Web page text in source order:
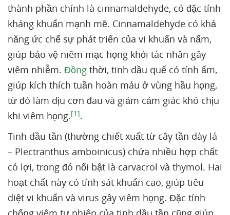
thành phần chính là cinnamaldehyde, có đặc tính
kháng khuẩn mạnh mẽ. Cinnamaldehyde có khả
năng ức chế sự phát triển của vi khuẩn và nấm,
giúp bảo vệ niêm mạc họng khỏi tác nhân gây
viêm nhiễm. Đồng thời, tinh dầu quế có tính ấm,
giúp kích thích tuần hoàn máu ở vùng hầu họng,
từ đó làm dịu cơn đau và giảm cảm giác khó chịu
khi viêm họng.[1].
Tinh dầu tần (thường chiết xuất từ cây tần dày lá
– Plectranthus amboinicus) chứa nhiều hợp chất
có lợi, trong đó nổi bật là carvacrol và thymol. Hai
hoạt chất này có tính sát khuẩn cao, giúp tiêu
diệt vi khuẩn và virus gây viêm họng. Đặc tính